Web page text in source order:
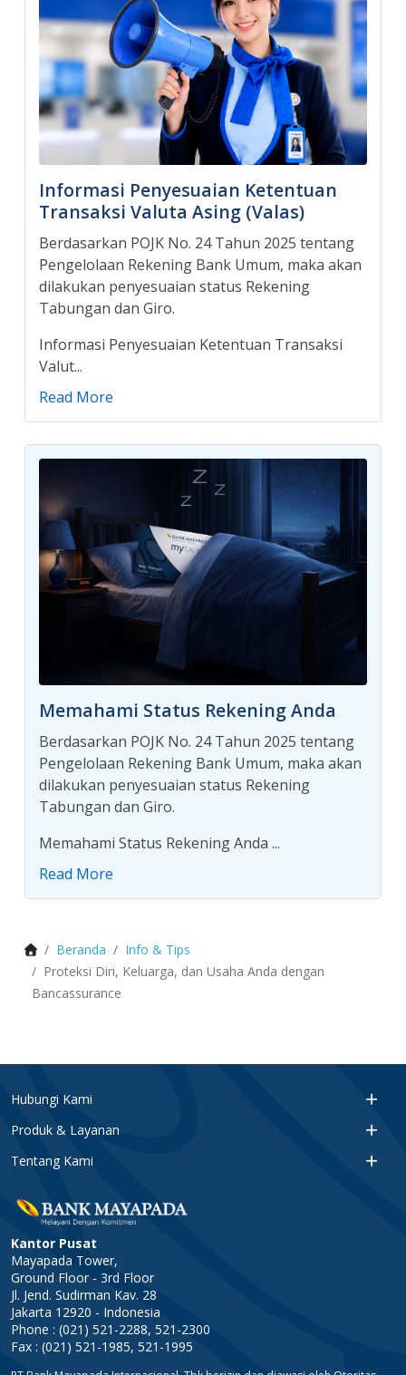
Informasi Penyesuaian Ketentuan
Transaksi Valuta Asing (Valas)
Berdasarkan POJK No. 24 Tahun 2025 tentang
Pengelolaan Rekening Bank Umum, maka akan
dilakukan penyesuaian status Rekening
Tabungan dan Giro.
Informasi Penyesuaian Ketentuan Transaksi
Valut...
Read More
Memahami Status Rekening Anda
Berdasarkan POJK No. 24 Tahun 2025 tentang
Pengelolaan Rekening Bank Umum, maka akan
dilakukan penyesuaian status Rekening
Tabungan dan Giro.
Memahami Status Rekening Anda ...
Read More
Beranda
Info & Tips
Proteksi Diri, Keluarga, dan Usaha Anda dengan
Bancassurance
Kantor Pusat
Mayapada Tower,
Ground Floor - 3rd Floor
Jl. Jend. Sudirman Kav. 28
Jakarta 12920 - Indonesia
Phone : (021) 521-2288, 521-2300
Fax : (021) 521-1985, 521-1995
Hubungi Kami
Produk & Layanan
Tentang Kami